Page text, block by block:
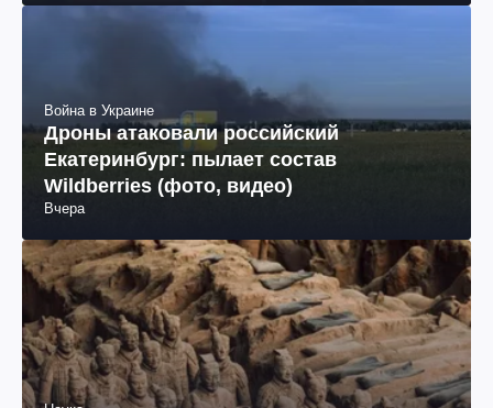
Война в Украине
Дроны атаковали российский
Екатеринбург: пылает состав
Wildberries (фото, видео)
Вчера